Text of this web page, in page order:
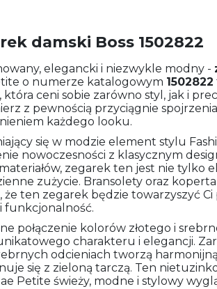
damski Boss 1502822
elegancki i niezwykle modny -
o numerze katalogowym 1502822
która ceni sobie zarówno styl, jak i
z pewnością przyciągnie
każdego looku.
się w modzie element stylu
nowoczesności z klasycznym
zegarek ten jest nie tylko
zużycie. Bransolety oraz
że ten zegarek będzie towarzyszyć
funkcjonalność.
połączenie kolorów złotego i
charakteru i elegancji.
odcieniach tworzą
się z zieloną tarczą. Ten
Petite świeży, modne i stylowy